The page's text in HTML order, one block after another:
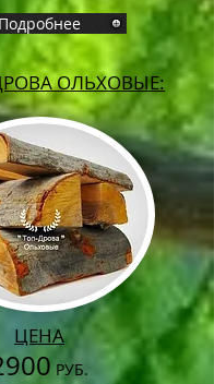
Подробнее
ОЛЬХОВЫЕ:
ЦЕНА
РУБ.